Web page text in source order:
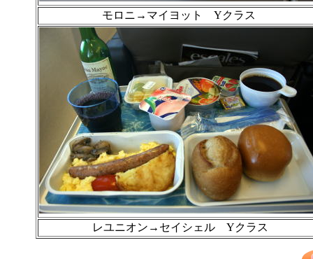
モロニ→マイヨット Yクラス
レユニオン→セイシェル Yクラス